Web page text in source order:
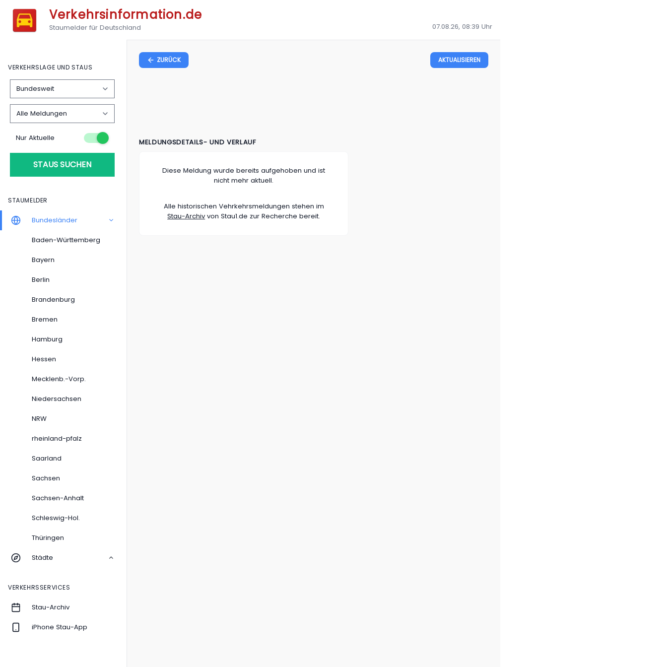
Verkehrsinformation.de
Staumelder für Deutschland 07.08.26, 08:39 Uhr
VERKEHRSLAGE UND STAUS
Nur Aktuelle
STAUS SUCHEN
STAUMELDER
Bundesländer
Baden-Württemberg
Bayern
Berlin
Brandenburg
Bremen
Hamburg
Hessen
Mecklenb.-Vorp.
Niedersachsen
NRW
rheinland-pfalz
Saarland
Sachsen
Sachsen-Anhalt
Schleswig-Hol.
Thüringen
Städte
VERKEHRSSERVICES
Stau-Archiv
iPhone Stau-App
ZURÜCK AKTUALISIEREN
MELDUNGSDETAILS- UND VERLAUF
Diese Meldung wurde bereits aufgehoben und ist
nicht mehr aktuell.
Alle historischen Vehrkehrsmeldungen stehen im
Stau-Archiv von Stau1.de zur Recherche bereit.